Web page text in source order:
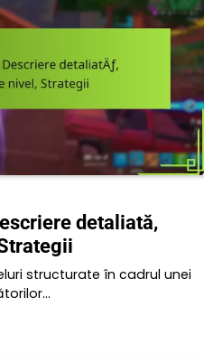
detaliată,
structurate în cadrul unei